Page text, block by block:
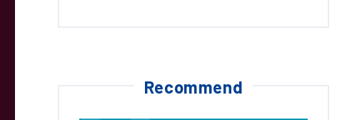
Recommend